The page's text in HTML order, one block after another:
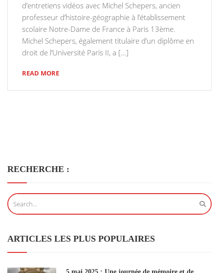
d’entretiens vidéos avec Michel Schepers, ancien
professeur d’histoire-géographie à l’établissement
scolaire Notre-Dame de France à Paris 13ème.
Michel Schepers, également titulaire d’un diplôme en
droit de l’Université Paris II, a […]
READ MORE
RECHERCHE :
ARTICLES LES PLUS POPULAIRES